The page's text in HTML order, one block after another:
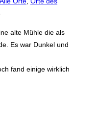
alte Mühle die als
Es war Dunkel und
fand einige wirklich